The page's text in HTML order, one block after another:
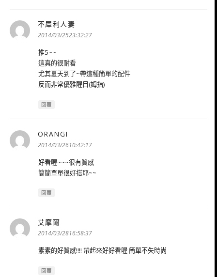
不犀利人妻
示:
2014/03/2523:32:27
推5~~
這真的很耐看
尤其夏天到了~帶這種簡單的配件
反而非常優雅醒目(姆指)
回覆
ORANGI
示:
2014/03/2610:42:17
好看喔~~~很有質感
簡簡單單很好搭耶~~
回覆
艾摩爾
示:
2014/03/2816:58:37
素素的好質感!!!! 帶起來好好看喔 簡單不失時尚
回覆